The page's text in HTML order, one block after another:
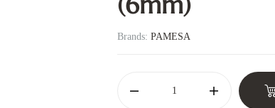
Brands: PAMESA